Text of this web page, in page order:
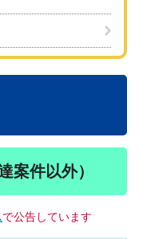
案件以外）
で公告しています